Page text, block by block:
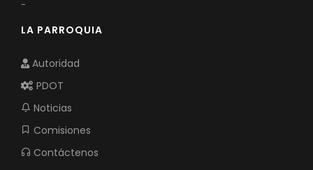
-
LA PARROQUIA
Autoridad
PDOT
Noticias
Comisiones
Contáctenos